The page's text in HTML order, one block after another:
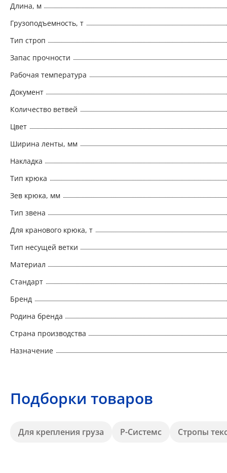
Длина, м
Грузоподъемность, т
Тип строп
Запас прочности
Рабочая температура
Документ
Количество ветвей
Цвет
Ширина ленты, мм
Накладка
Тип крюка
Зев крюка, мм
Тип звена
Для кранового крюка, т
Тип несущей ветки
Материал
Стандарт
Бренд
Родина бренда
Страна производства
Назначение
Подборки товаров
Для крепления груза Р-Системс Стропы